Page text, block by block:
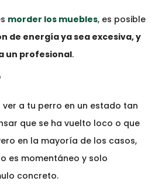
morder los muebles, es posible
de energía ya sea excesiva, y
un profesional.
a tu perro en un estado tan
que se ha vuelto loco o que
en la mayoría de los casos,
es momentáneo y solo
concreto.